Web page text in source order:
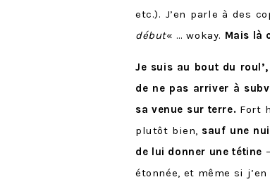
etc.). J’en parle à des
début« … wokay. Mais là
Je suis au bout du
de ne pas arriver à
sa venue sur terre. Fort
plutôt bien, sauf une
de lui donner une tétine
étonnée, et même si